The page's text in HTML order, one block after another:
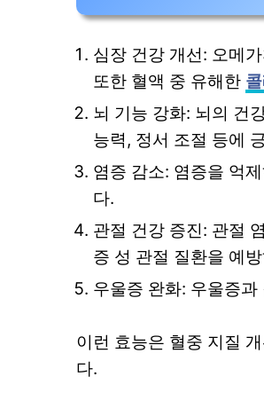
심장 건강 개선: 오메
또한 혈액 중 유해한
뇌 기능 강화: 뇌의 건
능력, 정서 조절 등에
염증 감소: 염증을 억
다.
관절 건강 증진: 관절
증 성 관절 질환을 예
우울증 완화: 우울증
이런 효능은 혈중 지질
다.